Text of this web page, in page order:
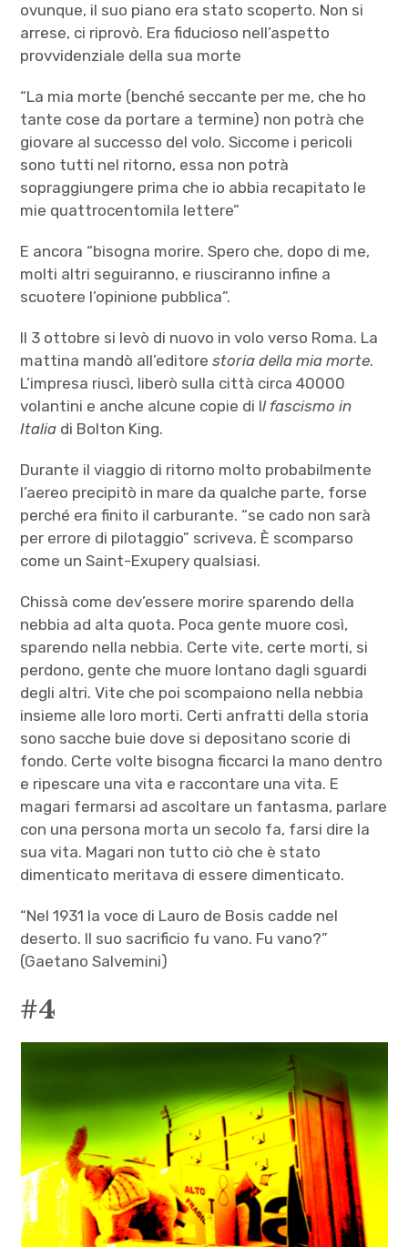
ovunque, il suo piano era stato scoperto. Non si
arrese, ci riprovò. Era fiducioso nell’aspetto
provvidenziale della sua morte
“La mia morte (benché seccante per me, che ho
tante cose da portare a termine) non potrà che
giovare al successo del volo. Siccome i pericoli
sono tutti nel ritorno, essa non potrà
sopraggiungere prima che io abbia recapitato le
mie quattrocentomila lettere”
E ancora “bisogna morire. Spero che, dopo di me,
molti altri seguiranno, e riusciranno infine a
scuotere l’opinione pubblica”.
Il 3 ottobre si levò di nuovo in volo verso Roma. La
mattina mandò all’editorestoria della mia morte.
L’impresa riuscì, liberò sulla città circa 40000
volantini e anche alcune copie di Il fascismo in
Italia di Bolton King.
Durante il viaggio di ritorno molto probabilmente
l’aereo precipitò in mare da qualche parte, forse
perché era finito il carburante. “se cado non sarà
per errore di pilotaggio” scriveva. È scomparso
come un Saint-Exupery qualsiasi.
Chissà come dev’essere morire sparendo della
nebbia ad alta quota. Poca gente muore così,
sparendo nella nebbia. Certe vite, certe morti, si
perdono, gente che muore lontano dagli sguardi
degli altri. Vite che poi scompaiono nella nebbia
insieme alle loro morti. Certi anfratti della storia
sono sacche buie dove si depositano scorie di
fondo. Certe volte bisogna ficcarci la mano dentro
e ripescare una vita e raccontare una vita. E
magari fermarsi ad ascoltare un fantasma, parlare
con una persona morta un secolo fa, farsi dire la
sua vita. Magari non tutto ciò che è stato
dimenticato meritava di essere dimenticato.
“Nel 1931 la voce di Lauro de Bosis cadde nel
deserto. Il suo sacrificio fu vano. Fu vano?”
(Gaetano Salvemini)
#4